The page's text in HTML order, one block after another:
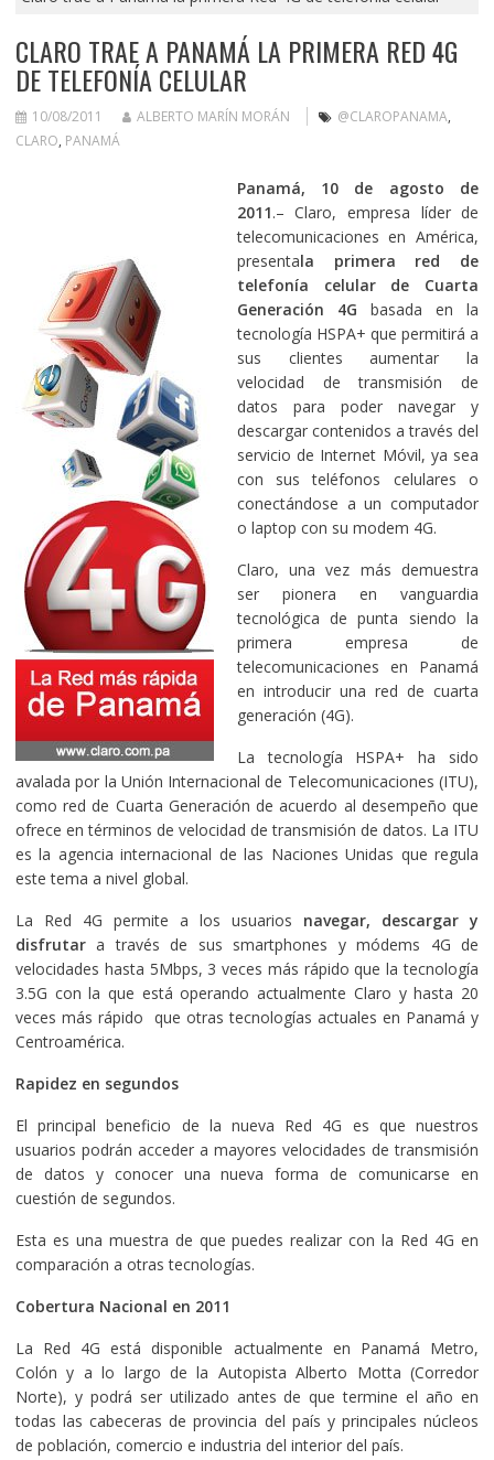
CLARO TRAE A PANAMÁ LA PRIMERA RED 4G
DE TELEFONÍA CELULAR
10/08/2011 ALBERTO MARÍN MORÁN @CLAROPANAMA,
CLARO, PANAMÁ
Panamá, 10 de agosto de
2011.– Claro, empresa líder de
telecomunicaciones en América,
presentala primera red de
telefonía celular de
Cuarta
Generación 4G basada en la
tecnología HSPA+ que permitirá a
sus clientes aumentar la
velocidad de transmisión de
datos para poder navegar y
descargar contenidos a través del
servicio de Internet Móvil, ya sea
con sus teléfonos celulares o
conectándose a un computador
o laptop con su modem 4G.
Claro, una vez más demuestra
ser pionera en vanguardia
tecnológica de punta siendo la
primera empresa de
telecomunicaciones en Panamá
en introducir una red de cuarta
generación (4G).
La tecnología HSPA+ ha sido
avalada por la Unión Internacional de Telecomunicaciones (ITU),
como red de Cuarta Generación de acuerdo al desempeño que
ofrece en términos de velocidad de transmisión de datos. La ITU
es la agencia internacional de las Naciones Unidas que regula
este tema a nivel global.
La Red 4G permite a los usuarios navegar, descargar y
disfrutara través de sus smartphones y módems 4G de
velocidades hasta 5Mbps, 3 veces más rápido que la tecnología
3.5G con la que está operando actualmente Claro y hasta 20
veces más rápido que otras tecnologías actuales en Panamá y
Centroamérica.
Rapidez en segundos
El principal beneficio de la nueva Red 4G es que nuestros
usuarios podrán acceder a mayores velocidades de transmisión
de datos y conocer una nueva forma de comunicarse en
cuestión de segundos.
Esta es una muestra de que puedes realizar con la Red 4G en
comparación a otras tecnologías.
Cobertura Nacional en 2011
La Red 4G está disponible actualmente en Panamá Metro,
Colón y a lo largo de la Autopista Alberto Motta (Corredor
Norte), y podrá ser utilizado antes de que termine el año en
todas las cabeceras de provincia del país y principales núcleos
de población, comercio e industria del interior del país.